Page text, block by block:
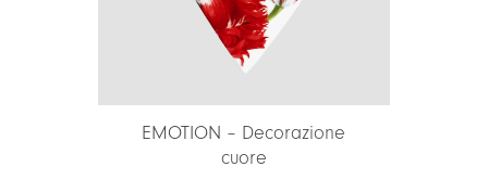
MERRY CHRISTMAS –
Decorazione cuor...